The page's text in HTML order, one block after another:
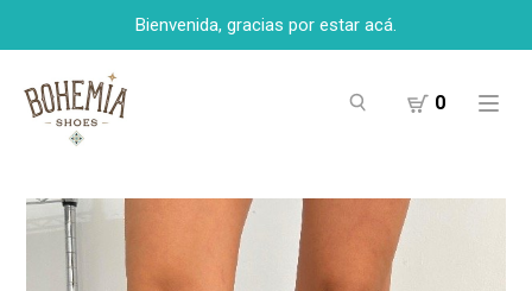
Bienvenida, gracias por estar acá.
0